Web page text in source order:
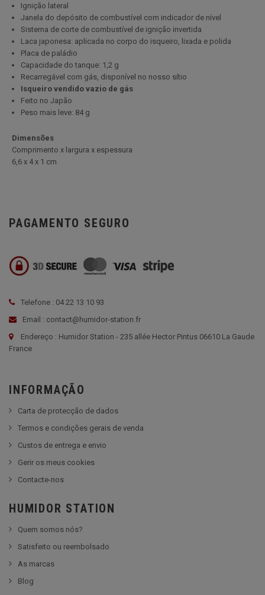
Ignição lateral
Janela do depósito de combustível com indicador de nível
Sistema de corte de combustível de ignição invertida
Laca japonesa: aplicada no corpo do isqueiro, lixada e polida
Placa de paládio
Capacidade do tanque: 1,2 g
Recarregável com gás, disponível no nosso sítio
Isqueiro vendido vazio de gás
Feito no Japão
Peso mais leve: 84 g
Dimensões
Comprimento x largura x espessura
6,6 x 4 x 1 cm
PAGAMENTO SEGURO
Telefone : 04 22 13 10 93
Email : contact@humidor-station.fr
Endereço : Humidor Station - 235 allée Hector Pintus 06610 La Gaude
France
INFORMAÇÃO
Carta de protecção de dados
Termos e condições gerais de venda
Custos de entrega e envio
Gerir os meus cookies
Contacte-nos
HUMIDOR STATION
Quem somos nós?
Satisfeito ou reembolsado
As marcas
Blog